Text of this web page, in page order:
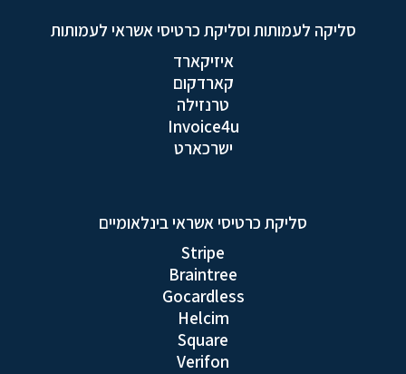
סליקה לעמותות וסליקת כרטיסי אשראי לעמותות
איזיקארד
קארדקום
טרנזילה
Invoice4u
ישרכארט
סליקת כרטיסי אשראי בינלאומיים
Stripe
Braintree
Gocardless
Helcim
Square
Verifon